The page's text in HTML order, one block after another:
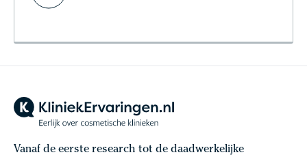
Vanaf de eerste research tot de daadwerkelijke